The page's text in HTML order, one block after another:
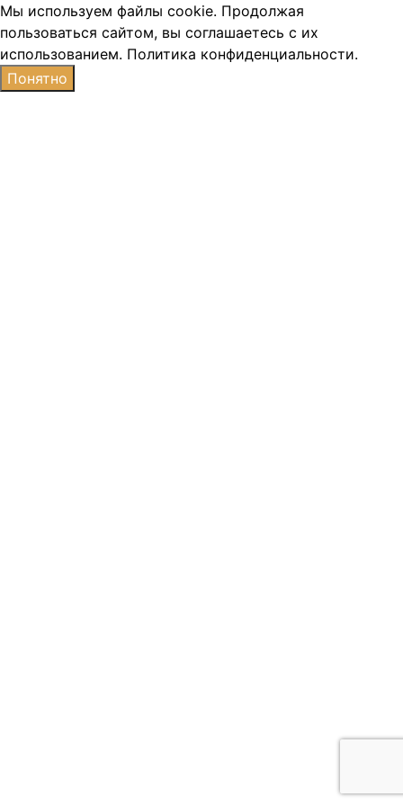
Мы используем файлы cookie. Продолжая
пользоваться сайтом, вы соглашаетесь с их
использованием. Политика конфиденциальности.
Понятно